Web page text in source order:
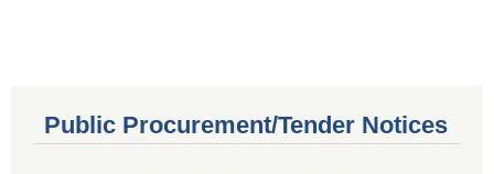
Public Procurement/Tender Notices